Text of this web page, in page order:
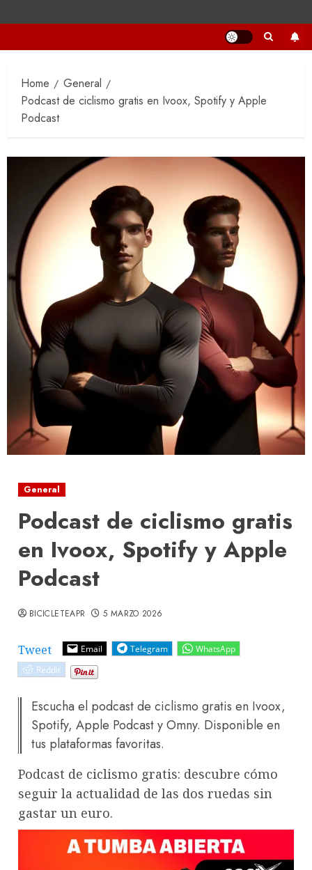
Home
General
Podcast de ciclismo gratis en Ivoox, Spotify y Apple
Podcast
General
Podcast de ciclismo gratis
en Ivoox, Spotify y Apple
Podcast
Tweet Email Telegram
WhatsApp
Reddit
BICICLETEAPR 5 MARZO 2026
Escucha el podcast de ciclismo gratis en Ivoox,
Spotify, Apple Podcast y Omny. Disponible en
tus plataformas favoritas.
Podcast de ciclismo gratis: descubre cómo
seguir la actualidad de las dos ruedas sin
gastar un euro.